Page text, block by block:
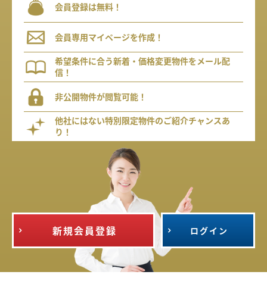
会員登録は無料！
会員専用マイページを作成！
希望条件に合う新着・価格変更物件をメール配
信！
非公開物件が閲覧可能！
他社にはない特別限定物件のご紹介チャンスあ
り！
新規会員登録 ログイン